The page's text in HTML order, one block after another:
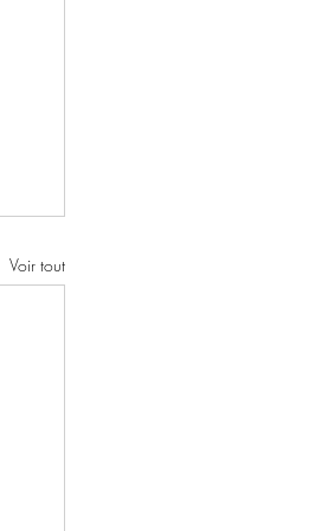
Voir tout